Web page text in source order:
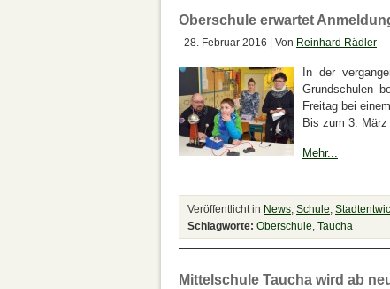
Oberschule erwartet
28. Februar 2016 | Von Reinhard Rädler
In der
Grundschulen
Freitag bei
Bis zum 3. März
Mehr...
Veröffentlicht in News Schule
Schlagworte: Oberschule Taucha
Mittelschule Taucha wird ab